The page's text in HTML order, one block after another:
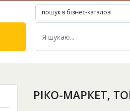
пошук в бізнес-каталозі
РІКО-МАРКЕТ,